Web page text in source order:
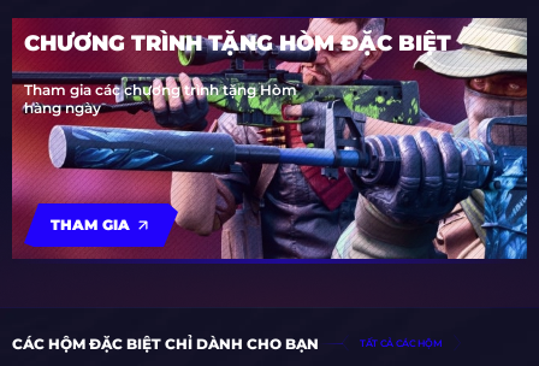
CHƯƠNG TRÌNH TẶNG HÒM ĐẶC BIỆT
Tham gia các chương trình tặng Hòm
hàng ngày
THAM GIA
CÁC HỘM ĐẶC BIỆT CHỈ DÀNH CHO BẠN TẤT CẢ CÁC HỘM